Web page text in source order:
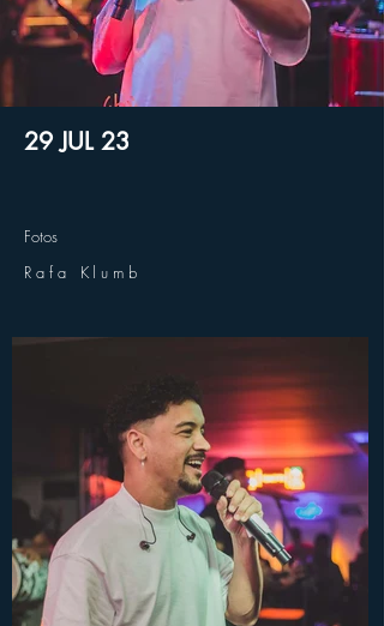
29 JUL 23
Fotos
Rafa Klumb